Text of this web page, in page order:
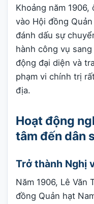
Khoảng năm
vào Hội đồng
đánh dấu sự
hành công vụ
động đại diện và
phạm vi chính trị
địa.
Hoạt động
tâm đến dân
Trở thành Nghị
Năm 1906, Lê Văn
đồng Quản hạt